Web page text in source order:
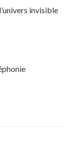
invisible